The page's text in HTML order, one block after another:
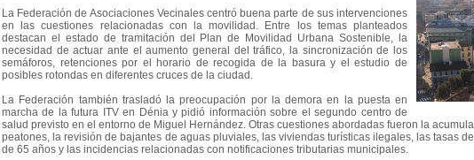
La Federación de Asociaciones Vecinales centró buena parte de sus intervenciones
en las cuestiones relacionadas con la movilidad. Entre los temas planteados
destacan el estado de tramitación del Plan de Movilidad Urbana Sostenible, la
necesidad de actuar ante el aumento general del tráfico, la sincronización de los
semáforos, retenciones por el horario de recogida de la basura y el estudio de
posibles rotondas en diferentes cruces de la ciudad.
La Federación también trasladó la preocupación por la demora en la puesta en
marcha de la futura ITV en Dénia y pidió información sobre el segundo centro de
salud previsto en el entorno de Miguel Hernández. Otras cuestiones abordadas fueron la
peatones, la revisión de bajantes de aguas pluviales, las viviendas turísticas ilegales, las tasas
de 65 años y las incidencias relacionadas con notificaciones tributarias municipales.